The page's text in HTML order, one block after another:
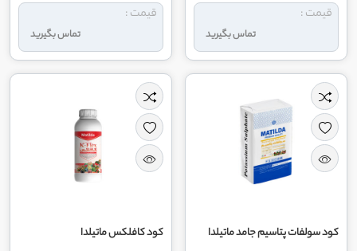
تماس بگیرید
قیمت :
تماس بگیرید
قیمت :
کود سولفات پتاسیم جامد ماتیلدا کود کافلکس ماتیلدا